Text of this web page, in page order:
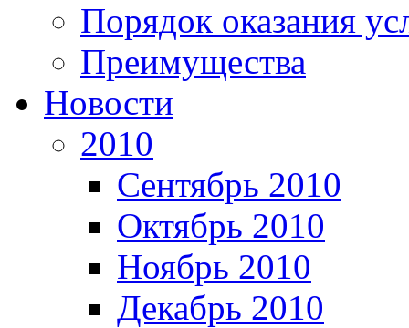
Порядок оказания
Преимущества
Новости
2010
Сентябрь 2010
Октябрь 2010
Ноябрь 2010
Декабрь 2010